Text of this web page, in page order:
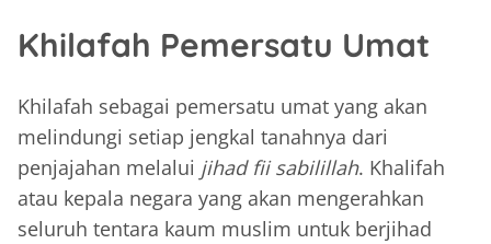
Khilafah Pemersatu Umat
Khilafah sebagai pemersatu umat yang akan
melindungi setiap jengkal tanahnya dari
penjajahan melalui jihad fii sabilillah. Khalifah
atau kepala negara yang akan mengerahkan
seluruh tentara kaum muslim untuk berjihad